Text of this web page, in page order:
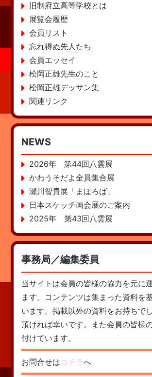
旧制府立高等学校とは
展覧会履歴
会員リスト
忘れ得ぬ先人たち
会員エッセイ
松岡正雄先生のこと
松岡正雄デッサン集
関連リンク
NEWS
2026年 第44回八雲展
かわうそだよ全員集合展
瀬川智貴展「まほろば」
日本スケッチ画会展のご案内
2025年 第43回八雲展
事務局／編集委員
当サイトは会員の皆様の協力を元に
ます。コンテンツは集まった資料を
います。掲載以外の資料をお持ちで
頂ければ幸いです。また会員の皆様
付けています。
お問合せはコチラへ